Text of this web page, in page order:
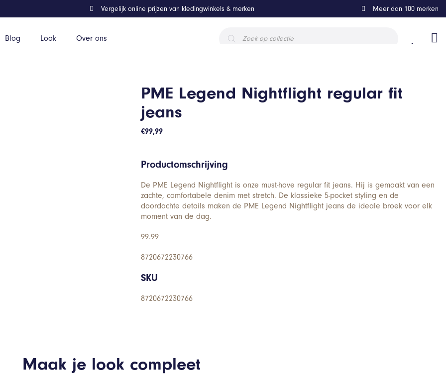
Blog Look Over ons
zoeken
Vergelijk online prijzen van kledingwinkels & merken Meer dan 100 merken
PME Legend Nightflight regular fit
jeans
€99,99
Productomschrijving
De PME Legend Nightflight is onze must-have regular fit jeans. Hij is gemaakt van een
zachte, comfortabele denim met stretch. De klassieke 5-pocket styling en de
doordachte details maken de PME Legend Nightflight jeans de ideale broek voor elk
moment van de dag.
99.99
8720672230766
SKU
8720672230766
Maak je look compleet